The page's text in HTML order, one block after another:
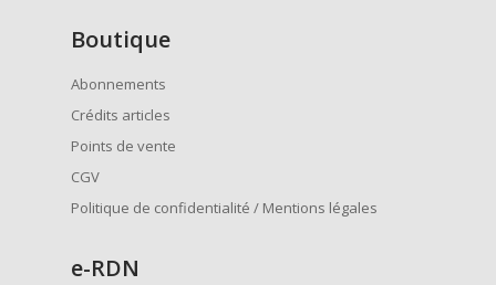
Boutique
Abonnements
Crédits articles
Points de vente
CGV
Politique de confidentialité / Mentions légales
e-RDN